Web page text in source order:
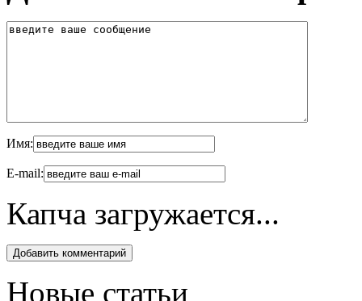
Имя:
E-mail:
Капча загружается...
Новые статьи